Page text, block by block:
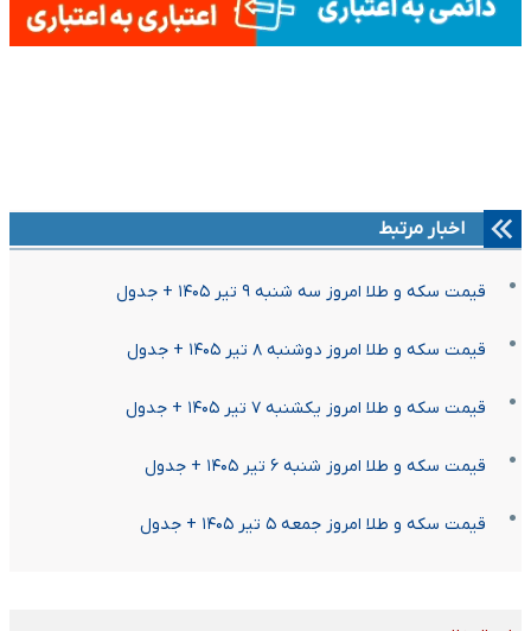
اخبار مرتبط
قیمت سکه و طلا امروز سه شنبه ۹ تیر ۱۴۰۵ + جدول
قیمت سکه و طلا امروز دوشنبه ۸ تیر ۱۴۰۵ + جدول
قیمت سکه و طلا امروز یکشنبه ۷ تیر ۱۴۰۵ + جدول
قیمت سکه و طلا امروز شنبه ۶ تیر ۱۴۰۵ + جدول
قیمت سکه و طلا امروز جمعه ۵ تیر ۱۴۰۵ + جدول